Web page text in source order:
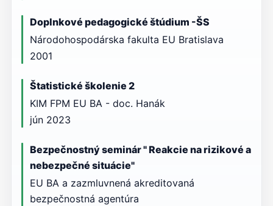
Doplnkové pedagogické štúdium -ŠS
Národohospodárska fakulta EU Bratislava
2001
Štatistické školenie 2
KIM FPM EU BA - doc. Hanák
jún 2023
Bezpečnostný seminár " Reakcie na rizikové a
nebezpečné situácie"
EU BA a zazmluvnená akreditovaná
bezpečnostná agentúra